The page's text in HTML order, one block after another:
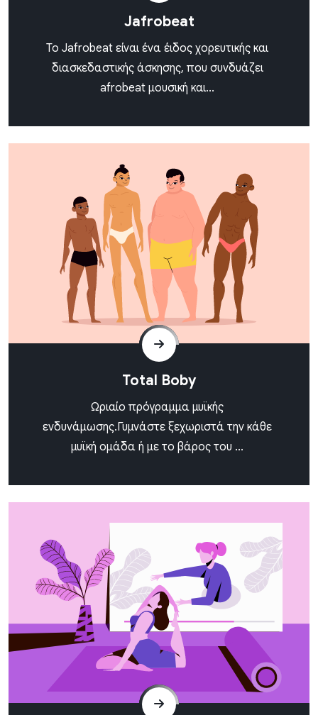
Jafrobeat
Το Jafrobeat είναι ένα έιδος χορευτικής και
διασκεδαστικής άσκησης, που συνδυάζει
afrobeat μουσική και...
Total Boby
Ωριαίο πρόγραμμα μυϊκής
ενδυνάμωσης.Γυμνάστε ξεχωριστά την κάθε
μυϊκή ομάδα ή με το βάρος του ...